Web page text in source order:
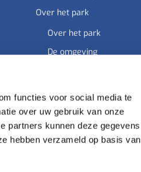
functies voor social media te
over uw gebruik van onze
partners kunnen deze gegevens
hebben verzameld op basis van
Over het park
Over het park
De omgeving
Contact